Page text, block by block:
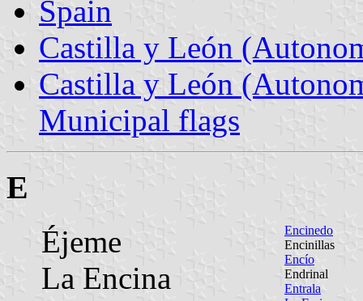
Spain
Castilla y León
Castilla y León
Municipal flags
E
Éjeme
La Encina
Encinedo
Encinillas
Encío
Endrinal
Entrala